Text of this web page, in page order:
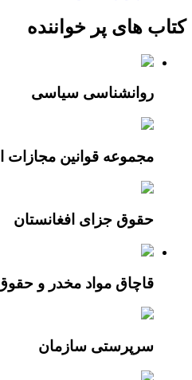
کتاب های پر خواننده
روانشناسی سياسی
مجموعه قوانین مجازات
حقوق جزای افغانستان
قاچاق مواد مخدر و
سرپرستی سازمان